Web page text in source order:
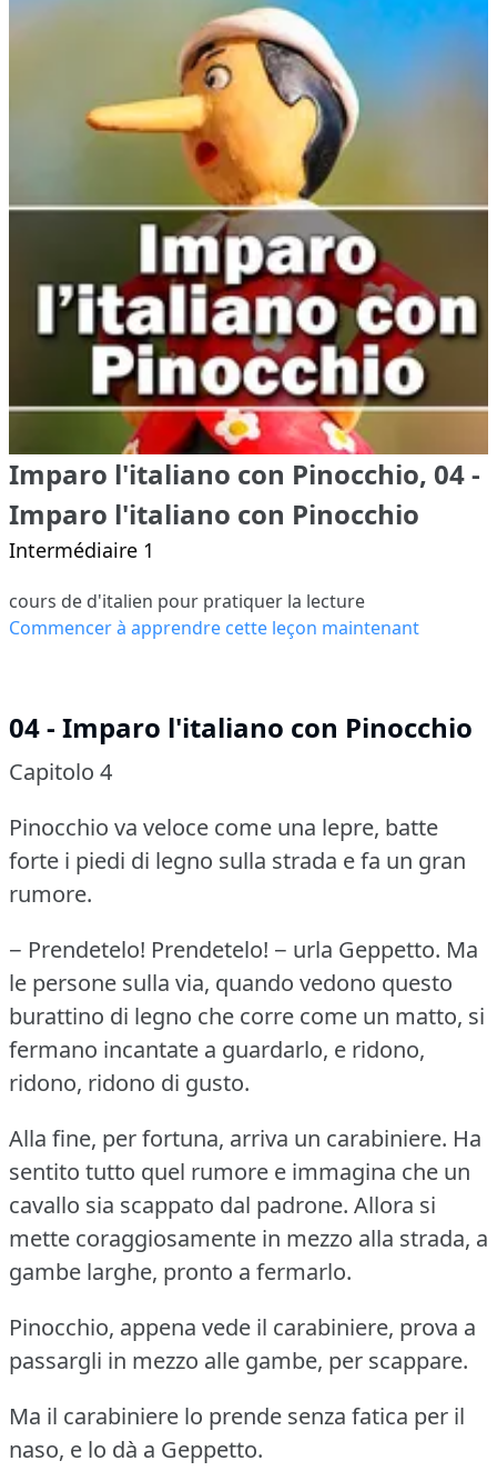
Imparo l'italiano con Pinocchio, 04 -
Imparo l'italiano con Pinocchio
Intermédiaire 1
cours de d'italien pour pratiquer la lecture
Commencer à apprendre cette leçon maintenant
04 - Imparo l'italiano con Pinocchio
Capitolo 4
Pinocchio va veloce come una lepre, batte
forte i piedi di legno sulla strada e fa un gran
rumore.
− Prendetelo! Prendetelo! − urla Geppetto. Ma
le persone sulla via, quando vedono questo
burattino di legno che corre come un matto, si
fermano incantate a guardarlo, e ridono,
ridono, ridono di gusto.
Alla fine, per fortuna, arriva un carabiniere. Ha
sentito tutto quel rumore e immagina che un
cavallo sia scappato dal padrone. Allora si
mette coraggiosamente in mezzo alla strada, a
gambe larghe, pronto a fermarlo.
Pinocchio, appena vede il carabiniere, prova a
passargli in mezzo alle gambe, per scappare.
Ma il carabiniere lo prende senza fatica per il
naso, e lo dà a Geppetto.